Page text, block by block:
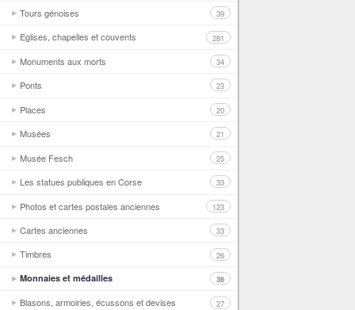
Tours génoises 39
Eglises, chapelles et couvents 281
Monuments aux morts 34
Ponts 23
Places 20
Musées 21
Musée Fesch 25
Les statues publiques en Corse 33
Photos et cartes postales anciennes 123
Cartes anciennes 33
Timbres 26
Monnaies et médailles 36
Blasons, armoiries, écussons et devises 27